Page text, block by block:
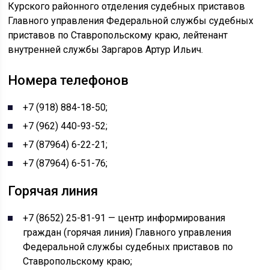
Курского районного отделения судебных приставов
Главного управления Федеральной службы судебных
приставов по Ставропольскому краю, лейтенант
внутренней службы Заргаров Артур Ильич.
Номера телефонов
+7 (918) 884-18-50;
+7 (962) 440-93-52;
+7 (87964) 6-22-21;
+7 (87964) 6-51-76;
Горячая линия
+7 (8652) 25-81-91 — центр информирования
граждан (горячая линия) Главного управления
Федеральной службы судебных приставов по
Ставропольскому краю;